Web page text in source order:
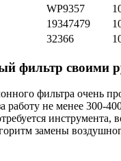
WP9357
19347479
32366
фильтр своими
фильтра очень
работу не менее 300-
инструмента,
замены